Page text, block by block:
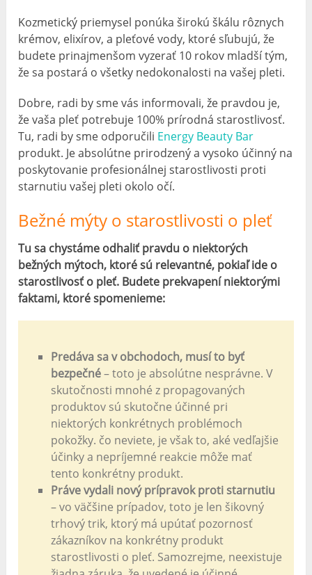
Kozmetický priemysel ponúka širokú škálu rôznych
krémov, elixírov, a pleťové vody, ktoré sľubujú, že
budete prinajmenšom vyzerať 10 rokov mladší tým,
že sa postará o všetky nedokonalosti na vašej pleti.
Dobre, radi by sme vás informovali, že pravdou je,
že vaša pleť potrebuje 100% prírodná starostlivosť.
Tu, radi by sme odporučili Energy Beauty Bar
produkt. Je absolútne prirodzený a vysoko účinný na
poskytovanie profesionálnej starostlivosti proti
starnutiu vašej pleti okolo očí.
Bežné mýty o starostlivosti o pleť
Tu sa chystáme odhaliť pravdu o niektorých
bežných mýtoch, ktoré sú relevantné, pokiaľ ide o
starostlivosť o pleť. Budete prekvapení niektorými
faktami, ktoré spomenieme:
Predáva sa v obchodoch, musí to byť
bezpečné– toto je absolútne nesprávne. V
skutočnosti mnohé z propagovaných
produktov sú skutočne účinné pri
niektorých konkrétnych problémoch
pokožky. čo neviete, je však to, aké vedľajšie
účinky a nepríjemné reakcie môže mať
tento konkrétny produkt.
Práve vydali nový prípravok proti starnutiu
– vo väčšine prípadov, toto je len šikovný
trhový trik, ktorý má upútať pozornosť
zákazníkov na konkrétny produkt
starostlivosti o pleť. Samozrejme, neexistuje